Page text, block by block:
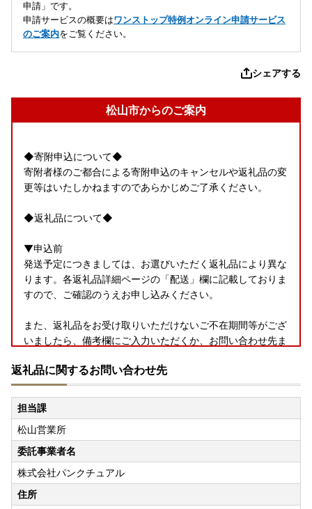
申請」です。
申請サービスの概要はワンストップ特例オンライン申請サービス
のご案内をご覧ください。
シェアする
松山市からのご案内
◆寄附申込について◆
寄附者様のご都合による寄附申込のキャンセルや返礼品の変
更等はいたしかねますのであらかじめご了承ください。
◆返礼品について◆
▼申込前
発送予定につきましては、お選びいただく返礼品により異な
ります。各返礼品詳細ページの「配送」欄に記載しておりま
すので、ご確認のうえお申し込みください。
また、返礼品をお受け取りいただけないご不在期間等がござ
いましたら、備考欄にご入力いただくか、お問い合わせ先ま
長期不在等により返送された場合の再発送は致しかねます。
▼お届け後
返礼品のお受け取り後はすぐに中身や状態をご確認いただ
き、万が一不具合等がございましたら、大変お手数ではござ
いますがお問い合わせ先までご連絡いただきますようお願い
申し上げます。なお、お受け取りからお日にちが経過した後
のご連絡につきましては対応いたしかねる場合がございます
のであらかじめご了承ください。
返礼品に関するお問い合わせ先
担当課
松山営業所
委託事業者名
株式会社パンクチュアル
住所